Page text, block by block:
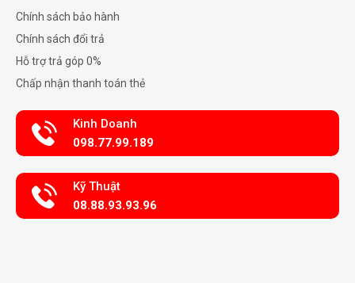
Chính sách bảo hành
Chính sách đổi trả
Hỗ trợ trả góp 0%
Chấp nhận thanh toán thẻ
Kinh Doanh
098.77.99.189
Kỹ Thuật
08.88.93.93.96